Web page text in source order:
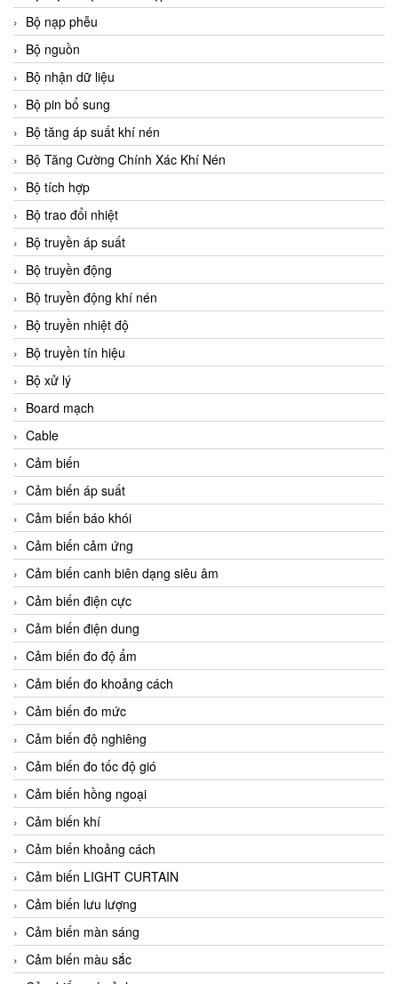
Bộ nạp phễu
Bộ nguồn
Bộ nhận dữ liệu
Bộ pin bổ sung
Bộ tăng áp suất khí nén
Bộ Tăng Cường Chính Xác Khí Nén
Bộ tích hợp
Bộ trao đổi nhiệt
Bộ truyền áp suất
Bộ truyền động
Bộ truyền động khí nén
Bộ truyền nhiệt độ
Bộ truyền tín hiệu
Bộ xử lý
Board mạch
Cable
Cảm biến
Cảm biến áp suất
Cảm biến báo khói
Cảm biến cảm ứng
Cảm biến canh biên dạng siêu âm
Cảm biến điện cực
Cảm biến điện dung
Cảm biến đo độ ẩm
Cảm biến đo khoảng cách
Cảm biến đo mức
Cảm biến độ nghiêng
Cảm biến đo tốc độ gió
Cảm biến hồng ngoại
Cảm biến khí
Cảm biến khoảng cách
Cảm biến LIGHT CURTAIN
Cảm biến lưu lượng
Cảm biến màn sáng
Cảm biến màu sắc